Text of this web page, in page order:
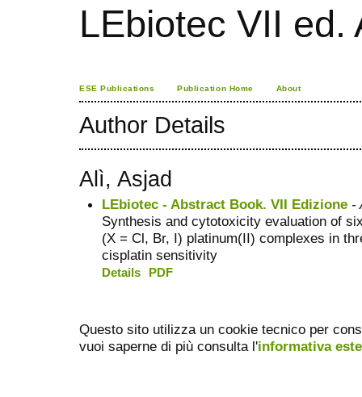
LEbiotec VII ed.
ESE Publications Publication Home About
Author Details
Alì, Asjad
LEbiotec - Abstract Book. VII Edizione -
Synthesis and cytotoxicity evaluation of
(X = Cl, Br, I) platinum(II) complexes in
cisplatin sensitivity
Details PDF
Questo sito utilizza un cookie tecnico per
vuoi saperne di più consulta l'informativa